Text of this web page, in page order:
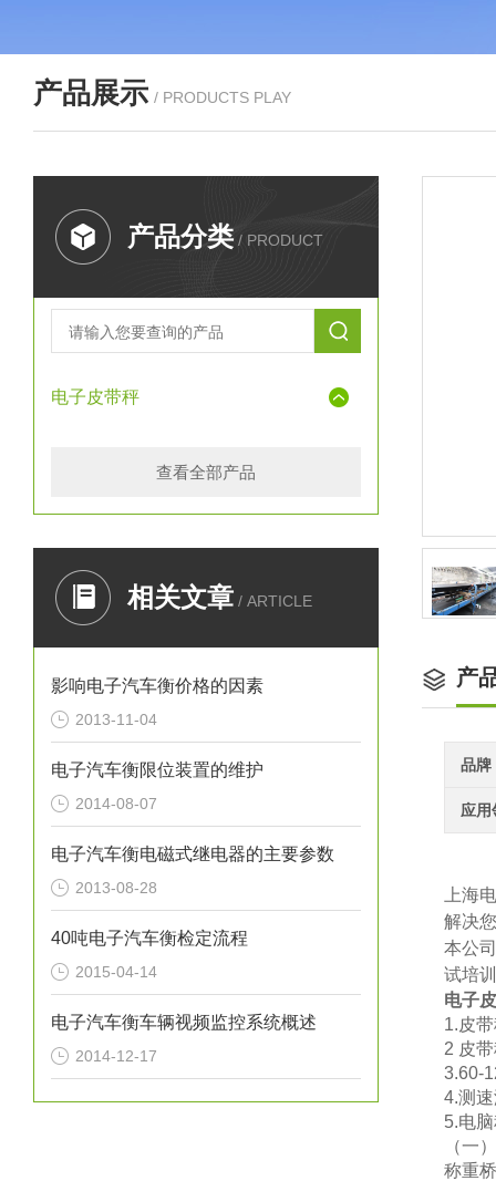
产品展示 / PRODUCTS PLAY
产品分类 / PRODUCT
电子皮带秤
查看全部产品
相关文章 / ARTICLE
影响电子汽车衡价格的因素
2013-11-04
电子汽车衡限位装置的维护
2014-08-07
电子汽车衡电磁式继电器的主要参数
2013-08-28
40吨电子汽车衡检定流程
2015-04-14
电子汽车衡车辆视频监控系统概述
2014-12-17
产
品牌
应用
上海
解决
本公
试培
电子
1.皮
2 皮
3.60-
4.测
5.电
（一）
称重